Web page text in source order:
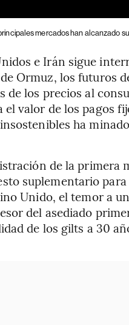
mercados han alcanzado
e Irán sigue
Ormuz, los futuros
de los precios al
valor de los pagos
ha
de la primera
suplementario
Unido, el temor a
del asediado
de los gilts a 30